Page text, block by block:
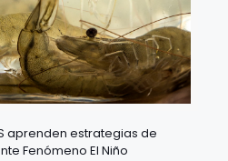
aprenden estrategias de
Fenómeno El Niño